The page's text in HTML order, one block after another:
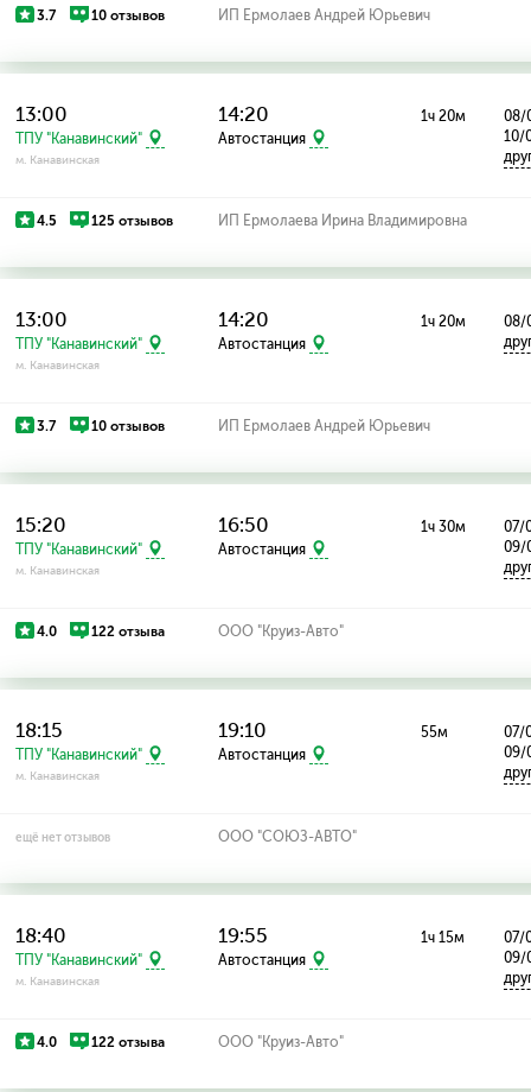
3.7 10 отзывов ИП Ермолаев Андрей Юрьевич
13:00
ТПУ "Канавинский"
м. Канавинская
14:20
Автостанция
1ч 20м
08/
10/
4.5 125 отзывов ИП Ермолаева Ирина Владимировна
13:00
ТПУ "Канавинский"
м. Канавинская
14:20
Автостанция
1ч 20м
08/
3.7 10 отзывов ИП Ермолаев Андрей Юрьевич
15:20
ТПУ "Канавинский"
м. Канавинская
16:50
Автостанция
1ч 30м
07/
09/
4.0 122 отзыва ООО "Круиз-Авто"
18:15
ТПУ "Канавинский"
м. Канавинская
19:10
Автостанция
55м
07/
09/
ещё нет отзывов ООО "СОЮЗ-АВТО"
18:40
ТПУ "Канавинский"
м. Канавинская
19:55
Автостанция
1ч 15м
07/
09/
4.0 122 отзыва ООО "Круиз-Авто"